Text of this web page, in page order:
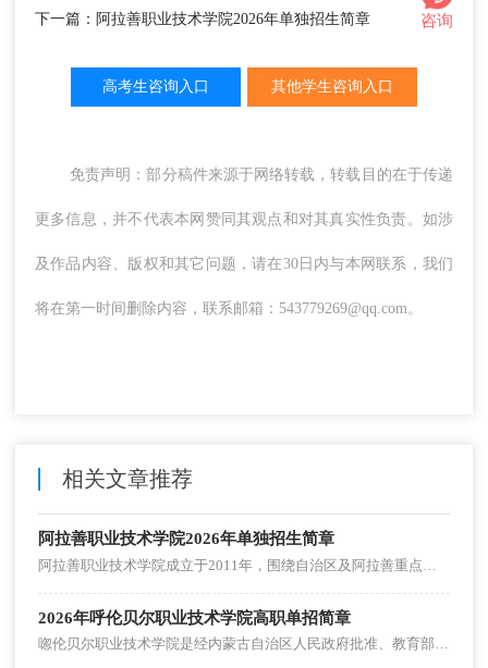
下一篇：阿拉善职业技术学院2026年单独招生简章
咨询
高考生咨询入口 其他学生咨询入口
免责声明：部分稿件来源于网络转载，转载目的在于传递
更多信息，并不代表本网赞同其观点和对其真实性负责。如涉
及作品内容、版权和其它问题，请在30日内与本网联系，我们
将在第一时间删除内容，联系邮箱：543779269@qq.com。
相关文章推荐
阿拉善职业技术学院2026年单独招生简章
2026年呼伦贝尔职业技术学院高职单招简章
唿伦贝尔职业技术学院是经内蒙古自治区人民政府批准、教育部备案、唿伦贝尔市属公办高等职业院校。2026年呼伦贝尔职业技术学院高职单招计划1885人。